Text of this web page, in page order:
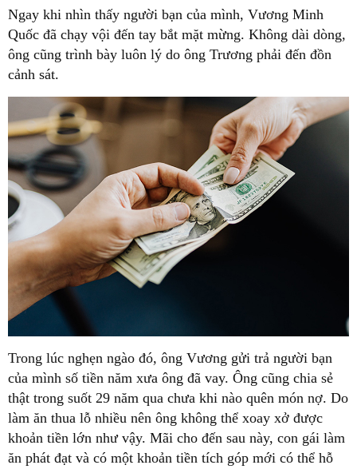
Ngay khi nhìn thấy người bạn của mình, Vương Minh
Quốc đã chạy vội đến tay bắt mặt mừng. Không dài dòng,
ông cũng trình bày luôn lý do ông Trương phải đến đồn
cảnh sát.
Trong lúc nghẹn ngào đó, ông Vương gửi trả người bạn
của mình số tiền năm xưa ông đã vay. Ông cũng chia sẻ
thật trong suốt 29 năm qua chưa khi nào quên món nợ. Do
làm ăn thua lỗ nhiều nên ông không thể xoay xở được
khoản tiền lớn như vậy. Mãi cho đến sau này, con gái làm
ăn phát đạt và có một khoản tiền tích góp mới có thể hỗ